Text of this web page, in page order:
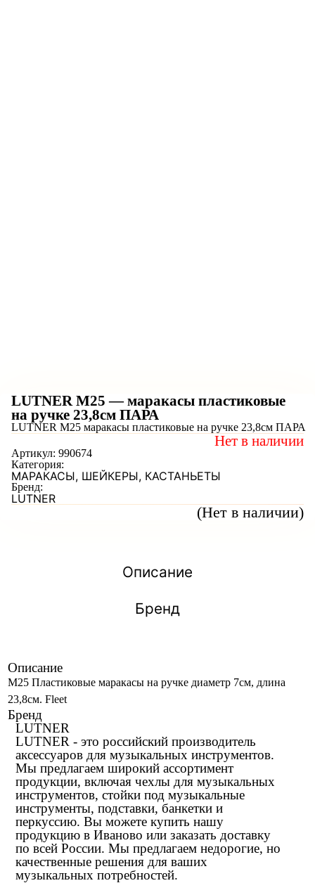
LUTNER M25 — маракасы пластиковые
на ручке 23,8см ПАРА
(Нет в наличии)
LUTNER M25 маракасы пластиковые на ручке 23,8см ПАРА
Нет в наличии
Артикул: 990674
Категория:
МАРАКАСЫ, ШЕЙКЕРЫ, КАСТАНЬЕТЫ
Бренд:
LUTNER
Описание
Бренд
Описание
M25 Пластиковые маракасы на ручке диаметр 7cм, длина
23,8см. Fleet
Бренд
LUTNER
LUTNER - это российский производитель
аксессуаров для музыкальных инструментов.
Мы предлагаем широкий ассортимент
продукции, включая чехлы для музыкальных
инструментов, стойки под музыкальные
инструменты, подставки, банкетки и
перкуссию. Вы можете купить нашу
продукцию в Иваново или заказать доставку
по всей России. Мы предлагаем недорогие, но
качественные решения для ваших
музыкальных потребностей.